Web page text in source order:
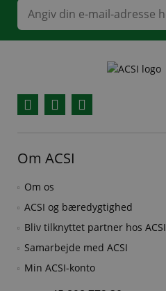
Om ACSI
Om os
ACSI og bæredygtighed
Bliv tilknyttet partner hos ACSI
Samarbejde med ACSI
Min ACSI-konto